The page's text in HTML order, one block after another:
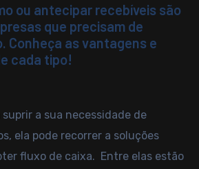
ou antecipar recebíveis são
que precisam de
Conheça as vantagens e
cada tipo!
suprir a sua necessidade de
ela pode recorrer a soluções
fluxo de caixa. Entre elas estão